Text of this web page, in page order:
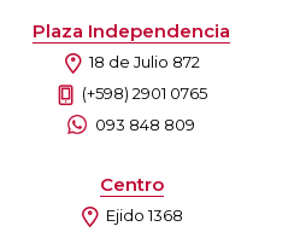
Plaza Independencia
18 de Julio 872
(+598) 2901 0765
093 848 809
Centro
Ejido 1368